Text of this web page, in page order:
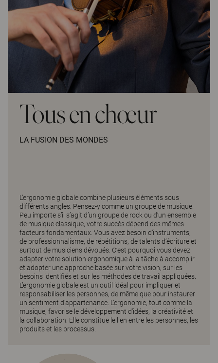
Tous en chœur
LA FUSION DES MONDES
L’ergonomie globale combine plusieurs éléments sous
différents angles. Pensez-y comme un groupe de musique.
Peu importe s’il s’agit d’un groupe de rock ou d’un ensemble
de musique classique, votre succès dépend des mêmes
facteurs fondamentaux. Vous avez besoin d’instruments,
de professionnalisme, de répétitions, de talents d’écriture et
surtout de musiciens dévoués. C’est pourquoi vous devez
adapter votre solution ergonomique à la tâche à accomplir
et adopter une approche basée sur votre vision, sur les
besoins identifiés et sur les méthodes de travail appliquées.
L’ergonomie globale est un outil idéal pour impliquer et
responsabiliser les personnes, de même que pour instaurer
un sentiment d’appartenance. L’ergonomie, tout comme la
musique, favorise le développement d’idées, la créativité et
la collaboration. Elle constitue le lien entre les personnes, les
produits et les processus.